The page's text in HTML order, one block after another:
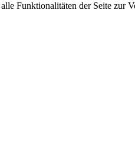
Funktionalitäten der Seite zur